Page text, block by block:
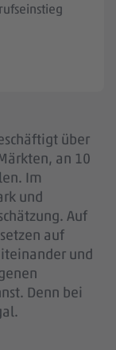
über
an 10
Im
und
Auf
auf
und
Denn bei